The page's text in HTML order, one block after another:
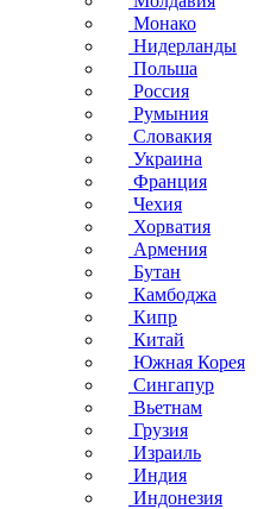
Монако
Нидерланды
Польша
Россия
Румыния
Словакия
Украина
Франция
Чехия
Хорватия
Армения
Бутан
Камбоджа
Кипр
Китай
Южная Корея
Сингапур
Вьетнам
Грузия
Израиль
Индия
Индонезия